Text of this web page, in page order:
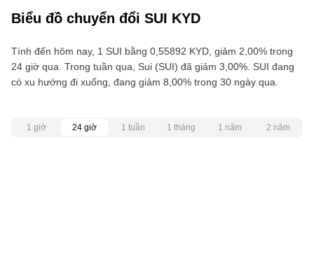
Biểu đồ chuyển đổi SUI KYD
Tính đến hôm nay, 1 SUI bằng 0,55892 KYD, giảm 2,00% trong
24 giờ qua. Trong tuần qua, Sui (SUI) đã giảm 3,00%. SUI đang
có xu hướng đi xuống, đang giảm 8,00% trong 30 ngày qua.
1 giờ 24 giờ 1 tuần 1 tháng 1 năm 2 năm